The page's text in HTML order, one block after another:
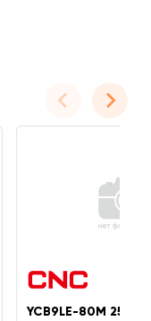
YCB9LE-80M 25А